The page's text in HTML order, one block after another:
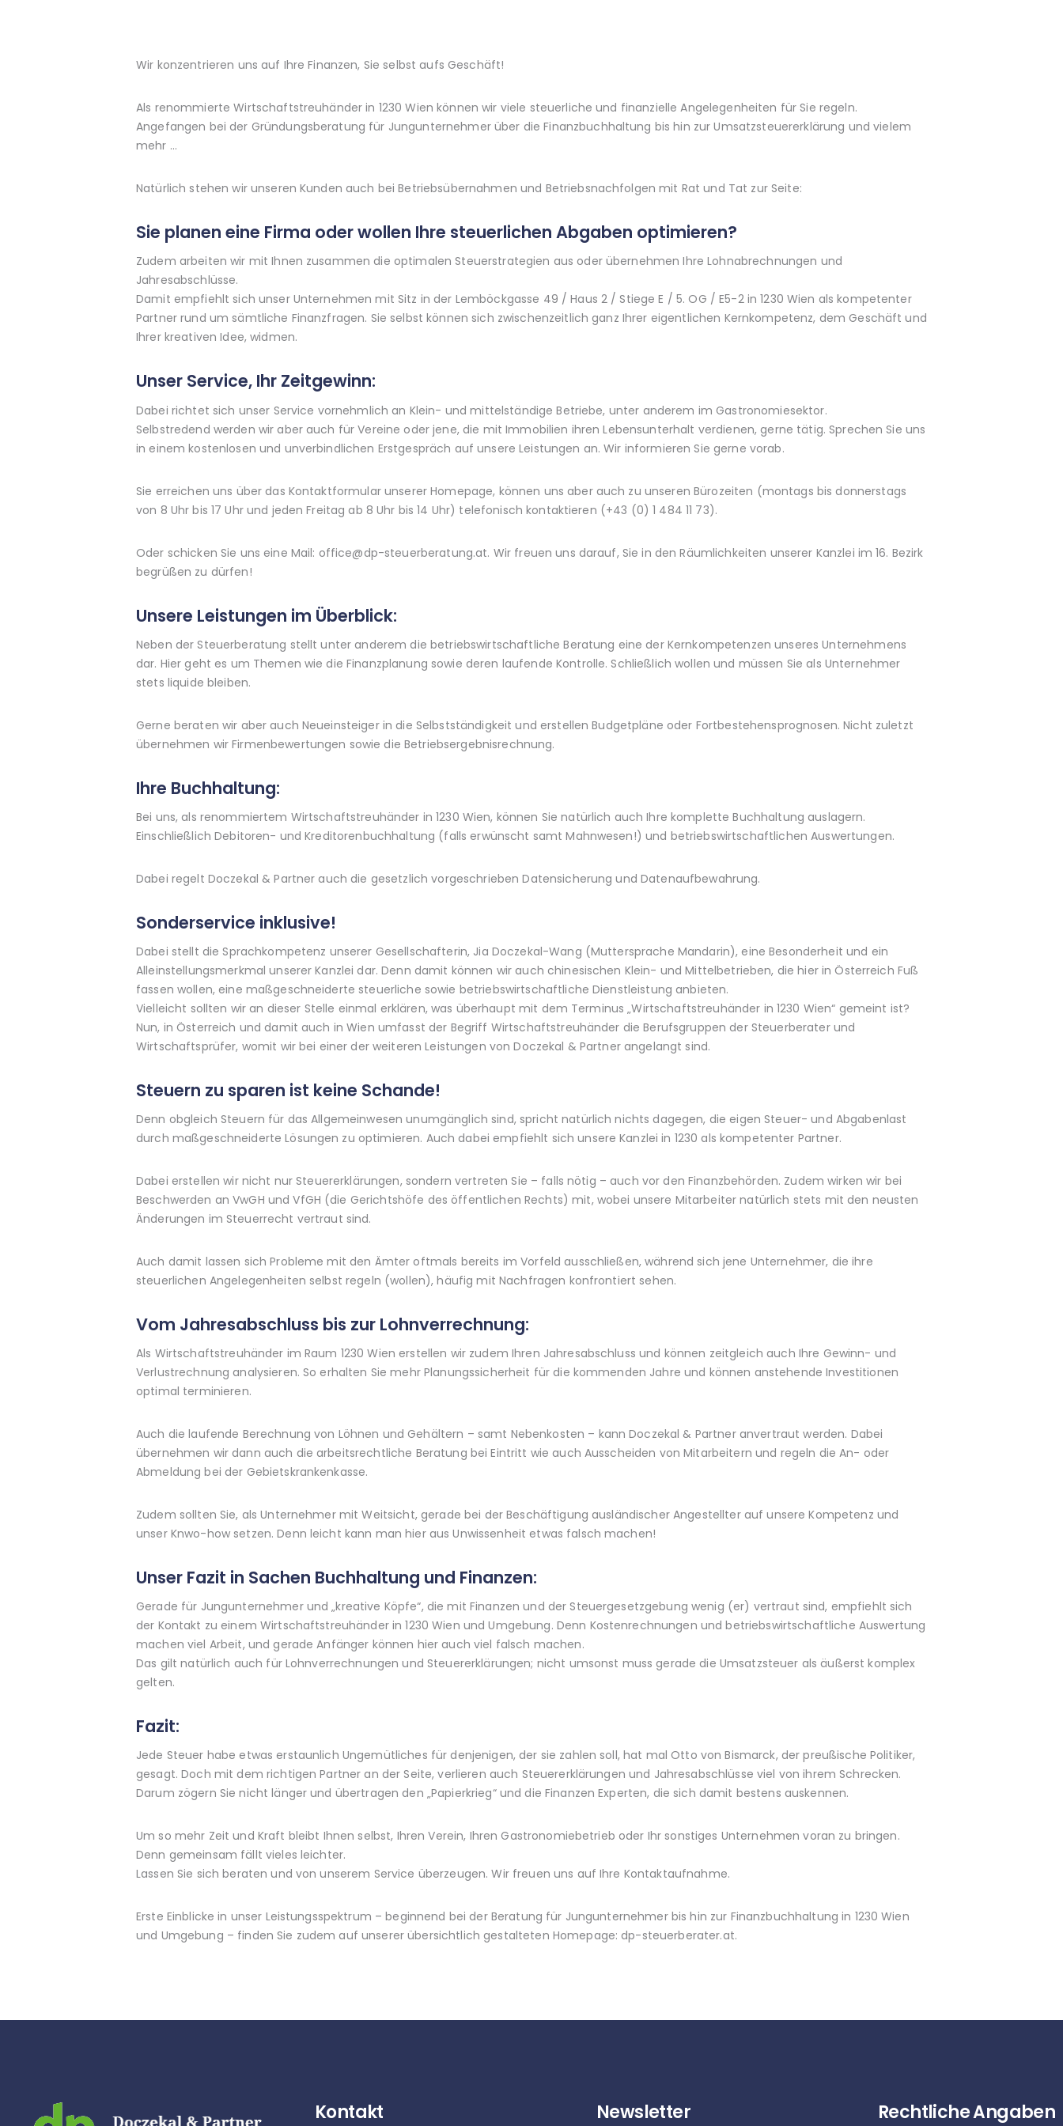
Wir konzentrieren uns auf Ihre Finanzen, Sie selbst aufs Geschäft!
Als renommierte Wirtschaftstreuhänder in 1230 Wien können wir viele steuerliche und finanzielle Angelegenheiten für Sie regeln.
Angefangen bei der Gründungsberatung für Jungunternehmer über die Finanzbuchhaltung bis hin zur Umsatzsteuererklärung und vielem
mehr …
Natürlich stehen wir unseren Kunden auch bei Betriebsübernahmen und Betriebsnachfolgen mit Rat und Tat zur Seite:
Sie planen eine Firma oder wollen Ihre steuerlichen Abgaben optimieren?
Zudem arbeiten wir mit Ihnen zusammen die optimalen Steuerstrategien aus oder übernehmen Ihre Lohnabrechnungen und
Jahresabschlüsse.
Damit empfiehlt sich unser Unternehmen mit Sitz in der Lemböckgasse 49 / Haus 2 / Stiege E / 5. OG / E5-2 in 1230 Wien als kompetenter
Partner rund um sämtliche Finanzfragen. Sie selbst können sich zwischenzeitlich ganz Ihrer eigentlichen Kernkompetenz, dem Geschäft und
Ihrer kreativen Idee, widmen.
Unser Service, Ihr Zeitgewinn:
Dabei richtet sich unser Service vornehmlich an Klein- und mittelständige Betriebe, unter anderem im Gastronomiesektor.
Selbstredend werden wir aber auch für Vereine oder jene, die mit Immobilien ihren Lebensunterhalt verdienen, gerne tätig. Sprechen Sie uns
in einem kostenlosen und unverbindlichen Erstgespräch auf unsere Leistungen an. Wir informieren Sie gerne vorab.
Sie erreichen uns über das Kontaktformular unserer Homepage, können uns aber auch zu unseren Bürozeiten (montags bis donnerstags
von 8 Uhr bis 17 Uhr und jeden Freitag ab 8 Uhr bis 14 Uhr) telefonisch kontaktieren (+43 (0) 1 484 11 73).
Oder schicken Sie uns eine Mail: office@dp-steuerberatung.at. Wir freuen uns darauf, Sie in den Räumlichkeiten unserer Kanzlei im 16. Bezirk
begrüßen zu dürfen!
Unsere Leistungen im Überblick:
Neben der Steuerberatung stellt unter anderem die betriebswirtschaftliche Beratung eine der Kernkompetenzen unseres Unternehmens
dar. Hier geht es um Themen wie die Finanzplanung sowie deren laufende Kontrolle. Schließlich wollen und müssen Sie als Unternehmer
stets liquide bleiben.
Gerne beraten wir aber auch Neueinsteiger in die Selbstständigkeit und erstellen Budgetpläne oder Fortbestehensprognosen. Nicht zuletzt
übernehmen wir Firmenbewertungen sowie die Betriebsergebnisrechnung.
Ihre Buchhaltung:
Bei uns, als renommiertem Wirtschaftstreuhänder in 1230 Wien, können Sie natürlich auch Ihre komplette Buchhaltung auslagern.
Einschließlich Debitoren- und Kreditorenbuchhaltung (falls erwünscht samt Mahnwesen!) und betriebswirtschaftlichen Auswertungen.
Dabei regelt Doczekal & Partner auch die gesetzlich vorgeschrieben Datensicherung und Datenaufbewahrung.
Sonderservice inklusive!
Dabei stellt die Sprachkompetenz unserer Gesellschafterin, Jia Doczekal-Wang (Muttersprache Mandarin), eine Besonderheit und ein
Alleinstellungsmerkmal unserer Kanzlei dar. Denn damit können wir auch chinesischen Klein- und Mittelbetrieben, die hier in Österreich Fuß
fassen wollen, eine maßgeschneiderte steuerliche sowie betriebswirtschaftliche Dienstleistung anbieten.
Vielleicht sollten wir an dieser Stelle einmal erklären, was überhaupt mit dem Terminus „Wirtschaftstreuhänder in 1230 Wien“ gemeint ist?
Nun, in Österreich und damit auch in Wien umfasst der Begriff Wirtschaftstreuhänder die Berufsgruppen der Steuerberater und
Wirtschaftsprüfer, womit wir bei einer der weiteren Leistungen von Doczekal & Partner angelangt sind.
Steuern zu sparen ist keine Schande!
Denn obgleich Steuern für das Allgemeinwesen unumgänglich sind, spricht natürlich nichts dagegen, die eigen Steuer- und Abgabenlast
durch maßgeschneiderte Lösungen zu optimieren. Auch dabei empfiehlt sich unsere Kanzlei in 1230 als kompetenter Partner.
Dabei erstellen wir nicht nur Steuererklärungen, sondern vertreten Sie – falls nötig – auch vor den Finanzbehörden. Zudem wirken wir bei
Beschwerden an VwGH und VfGH (die Gerichtshöfe des öffentlichen Rechts) mit, wobei unsere Mitarbeiter natürlich stets mit den neusten
Änderungen im Steuerrecht vertraut sind.
Auch damit lassen sich Probleme mit den Ämter oftmals bereits im Vorfeld ausschließen, während sich jene Unternehmer, die ihre
steuerlichen Angelegenheiten selbst regeln (wollen), häufig mit Nachfragen konfrontiert sehen.
Vom Jahresabschluss bis zur Lohnverrechnung:
Als Wirtschaftstreuhänder im Raum 1230 Wien erstellen wir zudem Ihren Jahresabschluss und können zeitgleich auch Ihre Gewinn- und
Verlustrechnung analysieren. So erhalten Sie mehr Planungssicherheit für die kommenden Jahre und können anstehende Investitionen
optimal terminieren.
Auch die laufende Berechnung von Löhnen und Gehältern – samt Nebenkosten – kann Doczekal & Partner anvertraut werden. Dabei
übernehmen wir dann auch die arbeitsrechtliche Beratung bei Eintritt wie auch Ausscheiden von Mitarbeitern und regeln die An- oder
Abmeldung bei der Gebietskrankenkasse.
Zudem sollten Sie, als Unternehmer mit Weitsicht, gerade bei der Beschäftigung ausländischer Angestellter auf unsere Kompetenz und
unser Knwo-how setzen. Denn leicht kann man hier aus Unwissenheit etwas falsch machen!
Unser Fazit in Sachen Buchhaltung und Finanzen:
Gerade für Jungunternehmer und „kreative Köpfe“, die mit Finanzen und der Steuergesetzgebung wenig (er) vertraut sind, empfiehlt sich
der Kontakt zu einem Wirtschaftstreuhänder in 1230 Wien und Umgebung. Denn Kostenrechnungen und betriebswirtschaftliche Auswertung
machen viel Arbeit, und gerade Anfänger können hier auch viel falsch machen.
Das gilt natürlich auch für Lohnverrechnungen und Steuererklärungen; nicht umsonst muss gerade die Umsatzsteuer als äußerst komplex
gelten.
Fazit:
Jede Steuer habe etwas erstaunlich Ungemütliches für denjenigen, der sie zahlen soll, hat mal Otto von Bismarck, der preußische Politiker,
gesagt. Doch mit dem richtigen Partner an der Seite, verlieren auch Steuererklärungen und Jahresabschlüsse viel von ihrem Schrecken.
Darum zögern Sie nicht länger und übertragen den „Papierkrieg“ und die Finanzen Experten, die sich damit bestens auskennen.
Um so mehr Zeit und Kraft bleibt Ihnen selbst, Ihren Verein, Ihren Gastronomiebetrieb oder Ihr sonstiges Unternehmen voran zu bringen.
Denn gemeinsam fällt vieles leichter.
Lassen Sie sich beraten und von unserem Service überzeugen. Wir freuen uns auf Ihre Kontaktaufnahme.
Erste Einblicke in unser Leistungsspektrum – beginnend bei der Beratung für Jungunternehmer bis hin zur Finanzbuchhaltung in 1230 Wien
und Umgebung – finden Sie zudem auf unserer übersichtlich gestalteten Homepage: dp-steuerberater.at.
Kontakt Newsletter Rechtliche Angaben